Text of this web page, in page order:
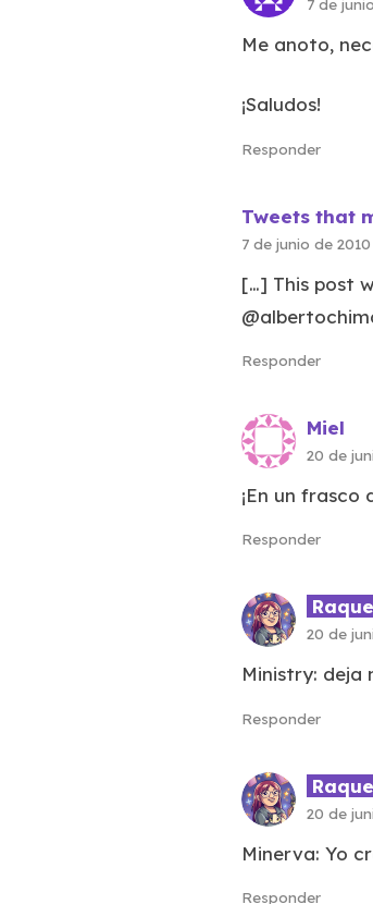
Me anoto,
¡Saludos!
Responder
Tweets that
7 de junio de
[…] This post
Responder
Miel
20 de
¡En un frasco
Responder
20 de
Ministry: deja
Responder
20 de
Minerva: Yo
Responder